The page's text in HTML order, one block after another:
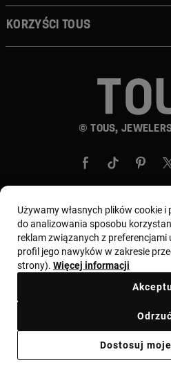
© TOUS,
Korzyści TOUS
Wybierz kraj i
Regulamin Warunki
Informacja prawna Ważna
Używamy własnych plików cookie
do analizowania sposobu
reklam związanych z
profil jego nawyków w zakresie
strony). Więcej informacji
Dostosuj
Odrzuć